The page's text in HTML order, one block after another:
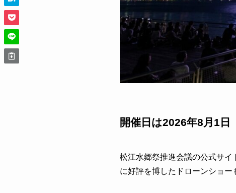
開催日は2026年8月1日
松江水郷祭推進会議の公式サイ
に好評を博したドローンショー